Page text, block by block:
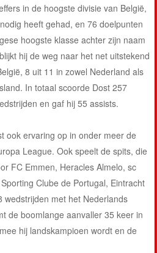
in de hoogste divisie van België,
heeft gehad, en 76 doelpunten
hoogste klasse achter zijn naam
hij de weg naar het net uitstekend
8 uit 11 in zowel Nederland als
In totaal scoorde Dost 257
en gaf hij 55 assists.
ook ervaring op in onder meer de
League. Ook speelt de spits, die
FC Emmen, Heracles Almelo, sc
Clube de Portugal, Eintracht
wedstrijden met het Nederlands
de boomlange aanvaller 35 keer in
hij landskampioen wordt en de